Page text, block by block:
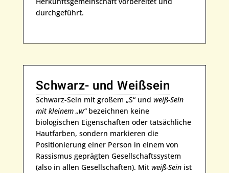
durchgeführt.
Schwarz- und Weißsein
Schwarz-Sein mit großem „S“ und weiß-Sein
mit kleinem „w“bezeichnen keine
biologischen Eigenschaften oder tatsächliche
Hautfarben, sondern markieren die
Positionierung einer Person in einem von
Rassismus geprägten Gesellschaftssystem
(also in allen Gesellschaften). Mit weiß-Seinist